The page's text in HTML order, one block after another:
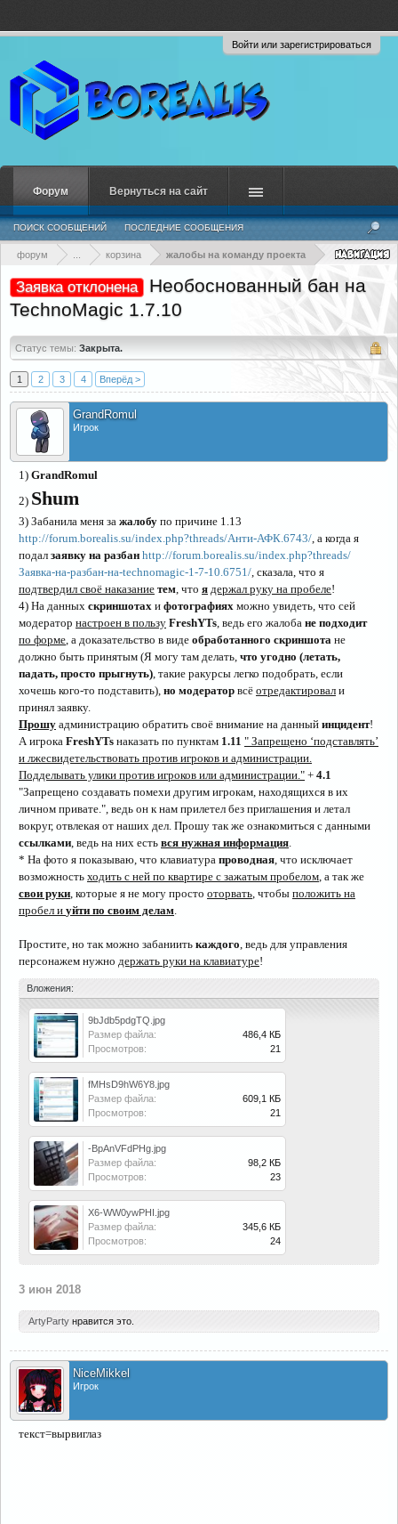
Войти или зарегистрироваться
форум корзина жалобы на команду проекта
Заявка отклонена
Необоснованный бан на
TechnoMagic 1.7.10
Статус темы: Закрыта.
1 2 3 4 Вперёд >
GrandRomul
Игрок
1) GrandRomul
2) Shum
3) Забанила меня за жалобу по причине 1.13
http://forum.borealis.su/index.php?threads/Анти-АФК.6743/, а когда я
подал заявку на разбан http://forum.borealis.su/index.php?threads/
Заявка-на-разбан-на-technomagic-1-7-10.6751/, сказала, что я
подтвердил своё наказание тем, что я держал руку на пробеле!
4) На данных скриншотах и фотографиях можно увидеть, что сей
модератор настроен в пользу FreshYTs, ведь его жалоба не подходит
по форме, а доказательство в виде обработанного скриншота не
должно быть принятым (Я могу там делать, что угодно (летать,
падать, просто прыгнуть), такие ракурсы легко подобрать, если
хочешь кого-то подставить), но модератор всё отредактировал и
принял заявку.
Прошу администрацию обратить своё внимание на данный инцидент!
А игрока FreshYTs наказать по пунктам 1.11 " Запрещено ‘подставлять’
и лжесвидетельствовать против игроков и администрации.
Подделывать улики против игроков или администрации." + 4.1
"Запрещено создавать помехи другим игрокам, находящихся в их
личном привате.", ведь он к нам прилетел без приглашения и летал
вокруг, отвлекая от наших дел. Прошу так же ознакомиться с данными
ссылками, ведь на них есть вся нужная информация.
* На фото я показываю, что клавиатура проводная, что исключает
возможность ходить с ней по квартире с зажатым пробелом, а так же
свои руки, которые я не могу просто оторвать, чтобы положить на
пробел и уйти по своим делам.
Простите, но так можно забаниить каждого, ведь для управления
персонажем нужно держать руки на клавиатуре!
Вложения:
9bJdb5pdgTQ.jpg
Размер файла:
486,4 КБ
Просмотров:
21
fMHsD9hW6Y8.jpg
Размер файла:
609,1 КБ
Просмотров:
21
-BpAnVFdPHg.jpg
Размер файла:
98,2 КБ
Просмотров:
23
X6-WW0ywPHI.jpg
Размер файла:
345,6 КБ
Просмотров:
24
3 июн 2018
ArtyParty нравится это.
NiceMikkel
Игрок
текст=вырвиглаз
Форум
ПОИСК СООБЩЕНИЙ ПОСЛЕДНИЕ СООБЩЕНИЯ
Вернуться на сайт